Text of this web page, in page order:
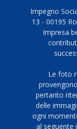
Impegno
13 - 00195
Impresa
Le foto
pertanto
delle
ogni
al seguente